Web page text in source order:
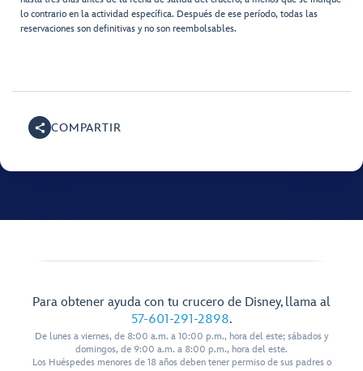
lo contrario en la actividad específica. Después de ese período, todas las
reservaciones son definitivas y no son reembolsables.
COMPARTIR
Para obtener ayuda con tu crucero de Disney, llama al
57-601-291-2898.
De lunes a viernes, de 8:00 a.m. a 10:00 p.m., hora del este; sábados y
domingos, de 9:00 a.m. a 8:00 p.m., hora del este.
Los Huéspedes menores de 18 años deben tener permiso de sus padres o